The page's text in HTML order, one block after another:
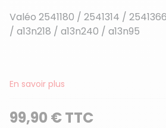
Valéo 2541180 / 2541314 /
/ a13n218 / a13n240 / a13n95
En savoir plus
99,90 € TTC